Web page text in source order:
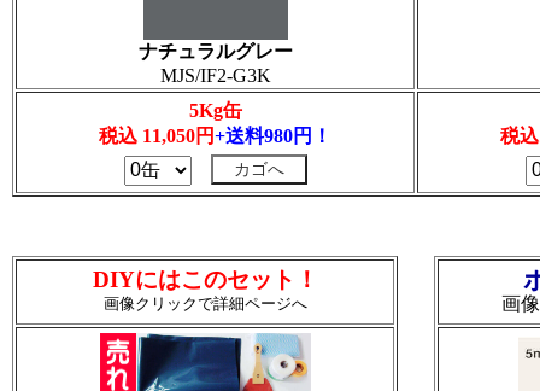
DIYにはこのセット！
画像クリックで詳細ページへ
ナチュラルグレー
MJS/IF2-G3K
5Kg缶
税込 11,050円+送料980円！ 税
画